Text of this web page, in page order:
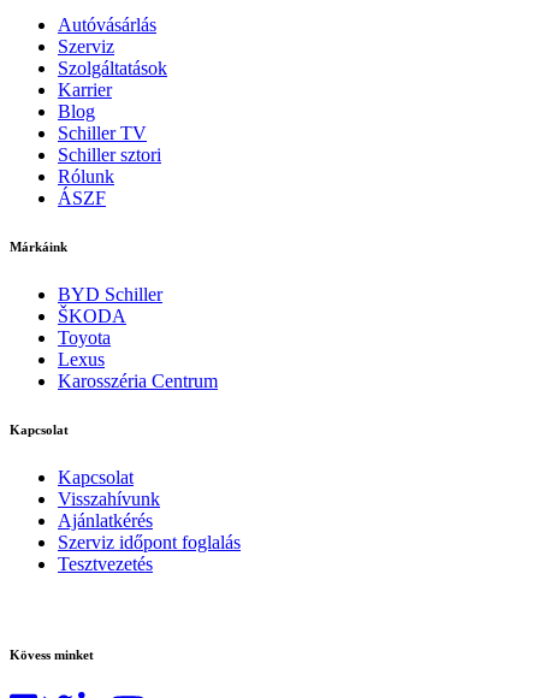
Autóvásárlás
Szerviz
Szolgáltatások
Karrier
Blog
Schiller TV
Schiller sztori
Rólunk
ÁSZF
Márkáink
BYD Schiller
ŠKODA
Toyota
Lexus
Karosszéria Centrum
Kapcsolat
Kapcsolat
Visszahívunk
Ajánlatkérés
Szerviz időpont foglalás
Tesztvezetés
Kövess minket